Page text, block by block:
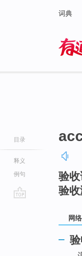
词典
目录
释义
例句
验
验
网